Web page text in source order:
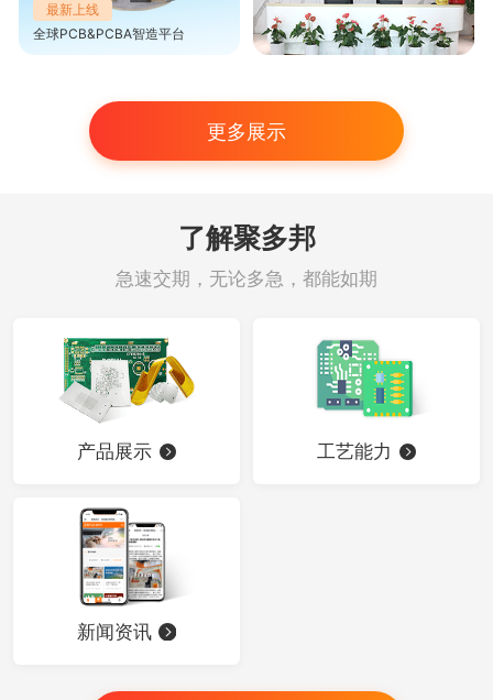
最新上线
全球PCB&PCBA智造平台
更多展示
了解聚多邦
急速交期，无论多急，都能如期
产品展示 工艺能力
新闻资讯